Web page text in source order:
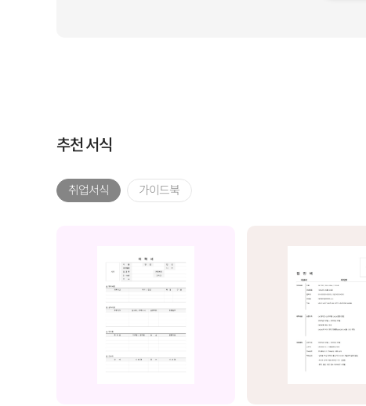
추천 서식
취업서식 가이드북